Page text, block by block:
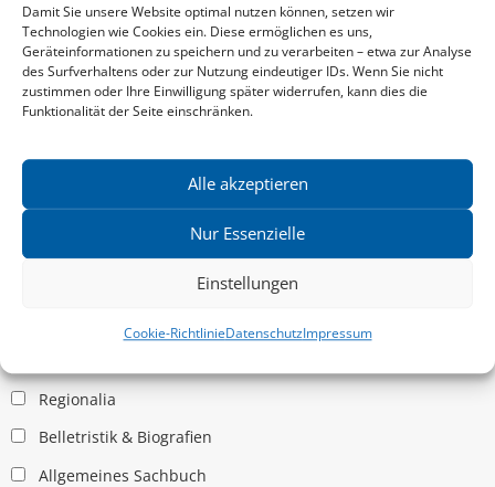
Damit Sie unsere Website optimal nutzen können, setzen wir
Technologien wie Cookies ein. Diese ermöglichen es uns,
Geräteinformationen zu speichern und zu verarbeiten – etwa zur Analyse
des Surfverhaltens oder zur Nutzung eindeutiger IDs. Wenn Sie nicht
zustimmen oder Ihre Einwilligung später widerrufen, kann dies die
Funktionalität der Seite einschränken.
Alle akzeptieren
Nur Essenzielle
Einstellungen
Cookie-RichtlinieDatenschutzImpressum
Aktuelle Vorschau
Entdecken Sie das aktuelle zu-Klampen!-Verlagsprogramm.
Hier finden Sie die Verlagsvorschau – einfach direkt online
reinlesen oder herunterladen.
Download: Vorschau zu Klampen! Herbst 2026
Mehr aktuelle Vorschauen ansehen
News zu aktuellen Neuheiten und Nachrichten im zu Klampen!
Verlag – jederzeit wieder abbestellbar.
Kritische Theorie / Philosophie
Regionalia
Belletristik & Biografien
Allgemeines Sachbuch